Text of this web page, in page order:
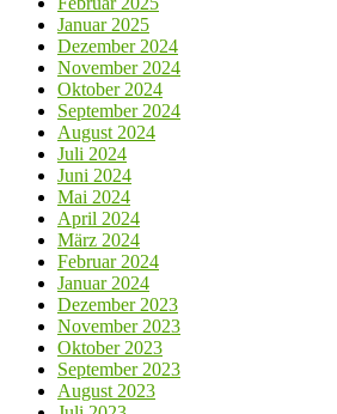
Januar 2025
Dezember 2024
November 2024
Oktober 2024
September 2024
August 2024
Juli 2024
Juni 2024
Mai 2024
April 2024
März 2024
Februar 2024
Januar 2024
Dezember 2023
November 2023
Oktober 2023
September 2023
August 2023